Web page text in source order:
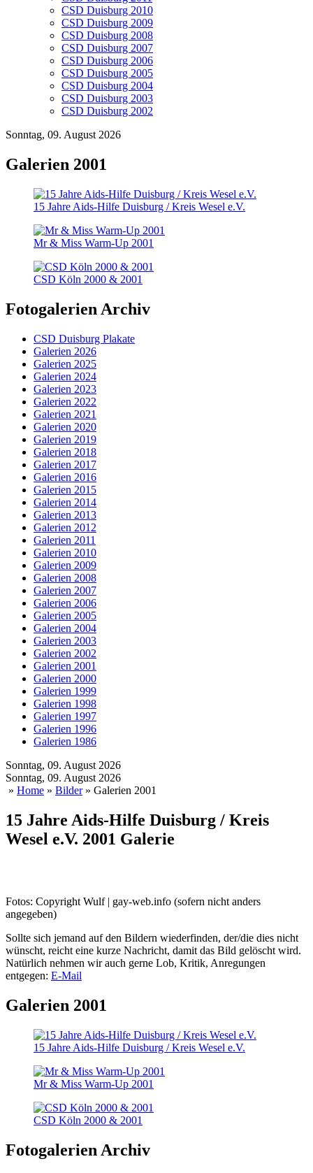
CSD Duisburg 2010
CSD Duisburg 2009
CSD Duisburg 2008
CSD Duisburg 2007
CSD Duisburg 2006
CSD Duisburg 2005
CSD Duisburg 2004
CSD Duisburg 2003
CSD Duisburg 2002
Sonntag, 09. August 2026
Galerien 2001
15 Jahre Aids-Hilfe Duisburg / Kreis Wesel e.V.
Mr & Miss Warm-Up 2001
CSD Köln 2000 & 2001
Fotogalerien Archiv
CSD Duisburg Plakate
Galerien 2026
Galerien 2025
Galerien 2024
Galerien 2023
Galerien 2022
Galerien 2021
Galerien 2020
Galerien 2019
Galerien 2018
Galerien 2017
Galerien 2016
Galerien 2015
Galerien 2014
Galerien 2013
Galerien 2012
Galerien 2011
Galerien 2010
Galerien 2009
Galerien 2008
Galerien 2007
Galerien 2006
Galerien 2005
Galerien 2004
Galerien 2003
Galerien 2002
Galerien 2001
Galerien 2000
Galerien 1999
Galerien 1998
Galerien 1997
Galerien 1996
Galerien 1986
Sonntag, 09. August 2026
Sonntag, 09. August 2026
» Home » Bilder» Galerien 2001
15 Jahre Aids-Hilfe Duisburg / Kreis
Wesel e.V. 2001 Galerie
Fotos: Copyright Wulf | gay-web.info (sofern nicht anders
angegeben)
Sollte sich jemand auf den Bildern wiederfinden, der/die dies nicht
wünscht, reicht eine kurze Nachricht, damit das Bild gelöscht wird.
Natürlich nehmen wir auch gerne Lob, Kritik, Anregungen
entgegen: E-Mail
Galerien 2001
15 Jahre Aids-Hilfe Duisburg / Kreis Wesel e.V.
Mr & Miss Warm-Up 2001
CSD Köln 2000 & 2001
Fotogalerien Archiv